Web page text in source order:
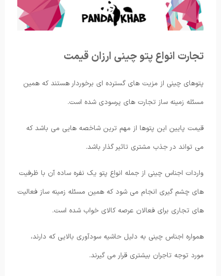
تجارت انواع پتو چینی ارزان قیمت
پتوهای چینی از مزیت های گسترده ای برخوردار هستند که همین
مسئله زمینه ساز تجارت های پرسودی شده است.
قیمت پایین این پتوها از مهم ترین شاخصه هایی می باشد که
می تواند در جذب مشتری تاثیر گذار باشد.
واردات اجناس چینی از جمله انواع پتو یک نفره ساده آن با ظرفیت
های چشم گیری انجام می شود که همین مسئله زمینه ساز فعالیت
های تجاری برای فعالان عرصه کالای خواب شده است.
همواره اجناس چینی به دلیل حاشیه سودآوری بالایی که دارند،
مورد توجه تاجران بیشتری قرار می گیرند.